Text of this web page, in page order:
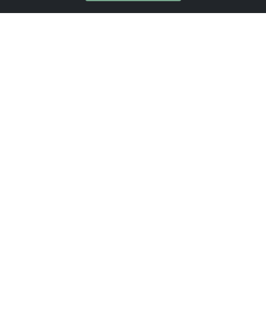
Umzug von Wuppertal nach Brunei Darussalam